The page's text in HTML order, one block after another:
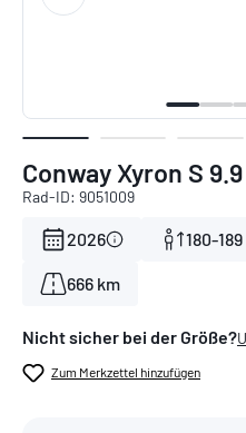
Conway Xyron S 9.9
Rad-ID: 9051009
2026 180-
666 km
Nicht sicher bei der Größe?
Zum Merkzettel hinzufügen